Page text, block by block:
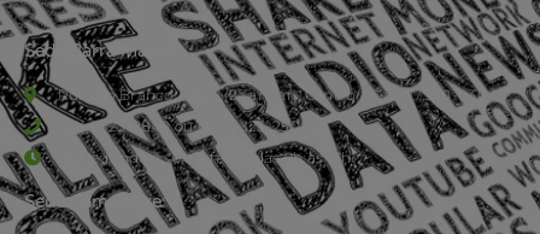
Sede Barra Mansa
Rua Rio Branco, nº107 (2º andar), Centro - Cep: 27.330-030
(24) 3323-2848 ou (24) 3323-2500
De segunda à sexta-feira , das 9h às 17h.
Sede Campestre: